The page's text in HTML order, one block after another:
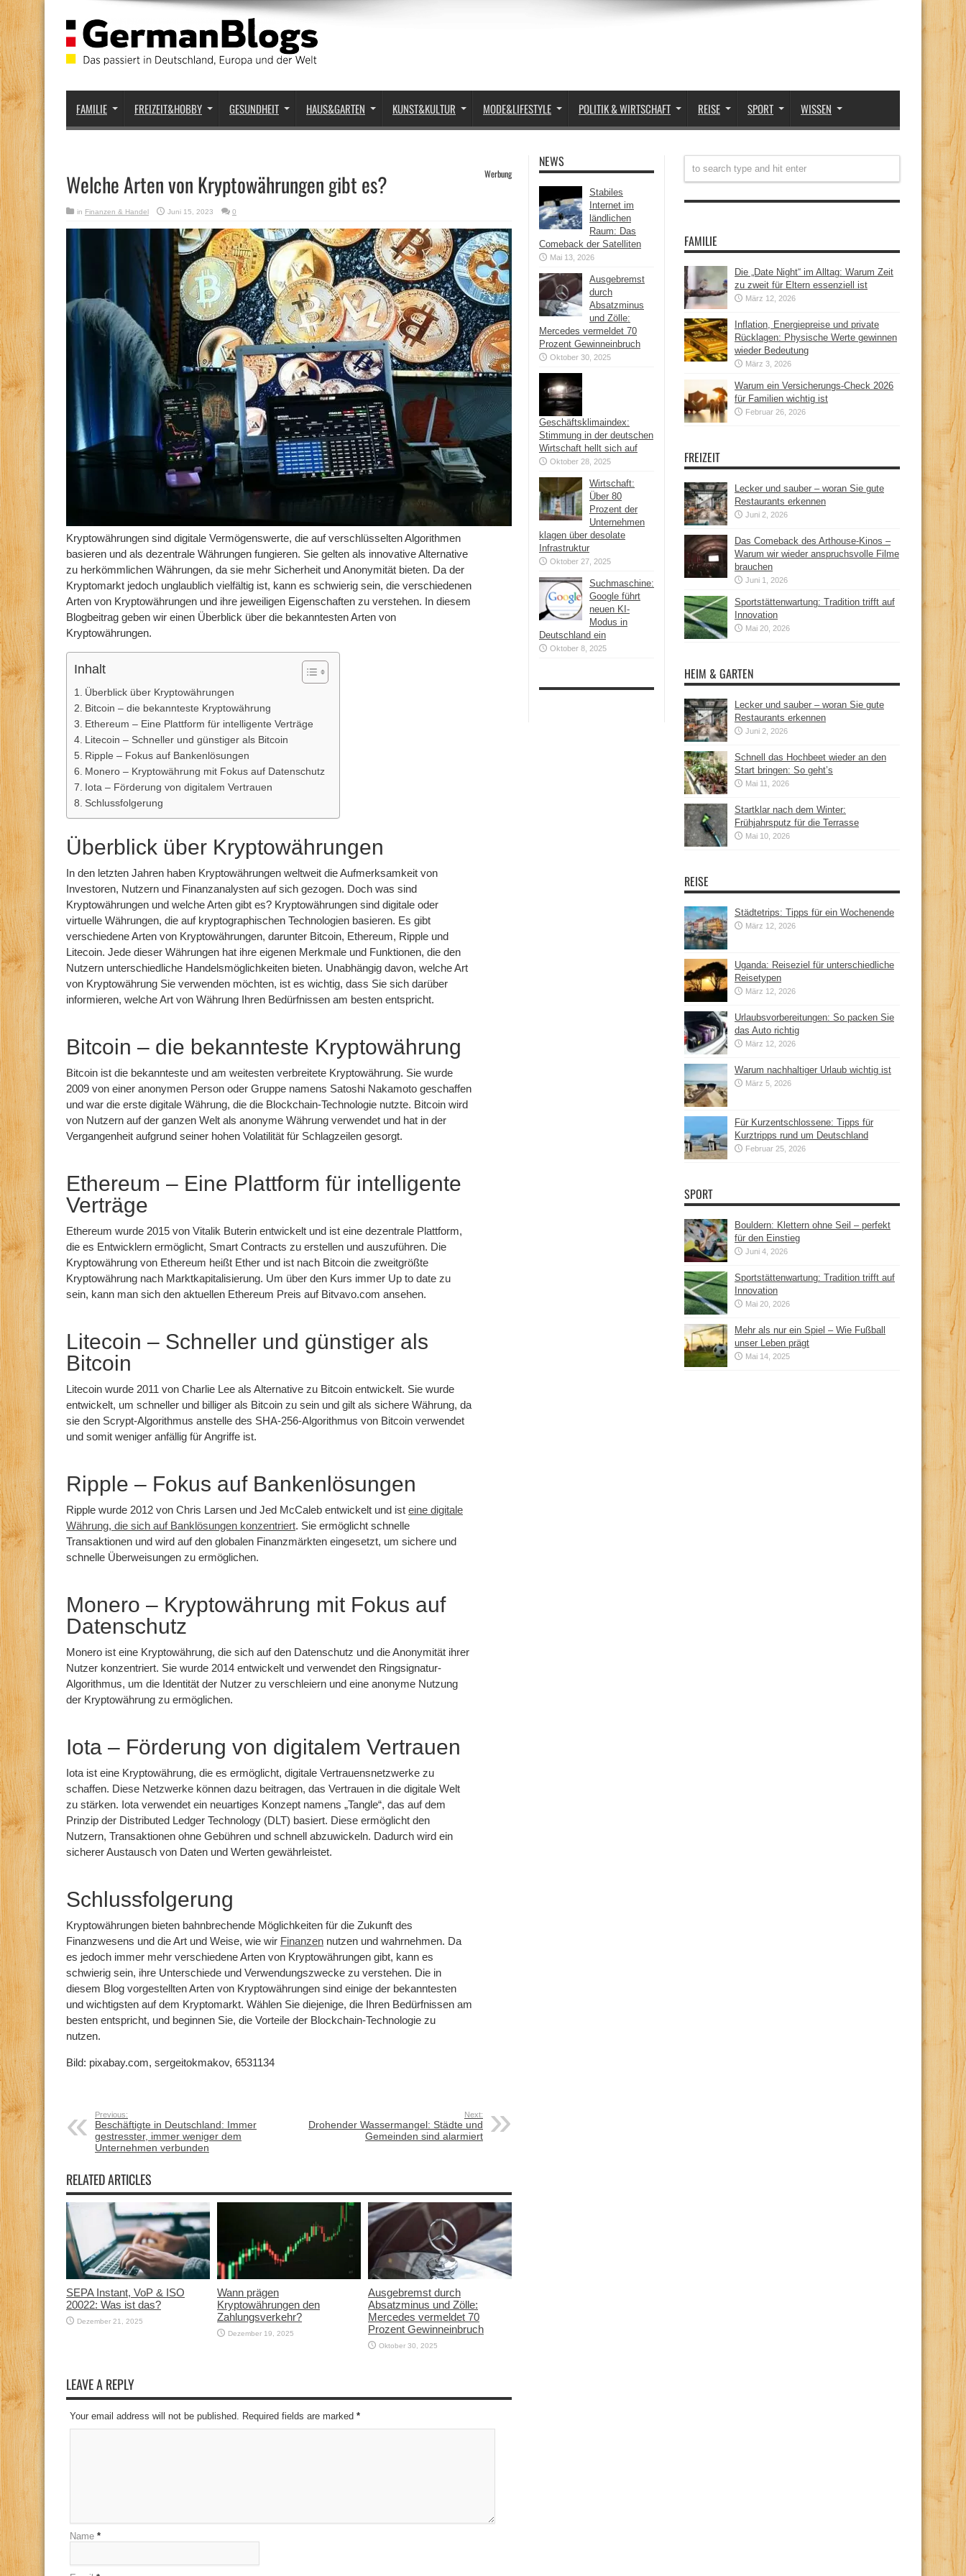
FAMILIE FREIZEIT&HOBBY GESUNDHEIT HAUS&GARTEN KUNST&KULTUR MODE&LIFESTYLE POLITIK & WIRTSCHAFT REISE SPORT WISSEN
Welche Arten von Kryptowährungen gibt es? Werbung
in Finanzen & Handel Juni 15, 2023 0
Kryptowährungen sind digitale Vermögenswerte, die auf verschlüsselten Algorithmen
basieren und als dezentrale Währungen fungieren. Sie gelten als innovative Alternative
zu herkömmlichen Währungen, da sie mehr Sicherheit und Anonymität bieten. Da der
Kryptomarkt jedoch unglaublich vielfältig ist, kann es schwierig sein, die verschiedenen
Arten von Kryptowährungen und ihre jeweiligen Eigenschaften zu verstehen. In diesem
Blogbeitrag geben wir einen Überblick über die bekanntesten Arten von
Kryptowährungen.
Inhalt
Überblick über Kryptowährungen
Bitcoin – die bekannteste Kryptowährung
Ethereum – Eine Plattform für intelligente Verträge
Litecoin – Schneller und günstiger als Bitcoin
Ripple – Fokus auf Bankenlösungen
Monero – Kryptowährung mit Fokus auf Datenschutz
Iota – Förderung von digitalem Vertrauen
Schlussfolgerung
Überblick über Kryptowährungen
In den letzten Jahren haben Kryptowährungen weltweit die Aufmerksamkeit von
Investoren, Nutzern und Finanzanalysten auf sich gezogen. Doch was sind
Kryptowährungen und welche Arten gibt es? Kryptowährungen sind digitale oder
virtuelle Währungen, die auf kryptographischen Technologien basieren. Es gibt
verschiedene Arten von Kryptowährungen, darunter Bitcoin, Ethereum, Ripple und
Litecoin. Jede dieser Währungen hat ihre eigenen Merkmale und Funktionen, die den
Nutzern unterschiedliche Handelsmöglichkeiten bieten. Unabhängig davon, welche Art
von Kryptowährung Sie verwenden möchten, ist es wichtig, dass Sie sich darüber
informieren, welche Art von Währung Ihren Bedürfnissen am besten entspricht.
Bitcoin – die bekannteste Kryptowährung
Bitcoin ist die bekannteste und am weitesten verbreitete Kryptowährung. Sie wurde
2009 von einer anonymen Person oder Gruppe namens Satoshi Nakamoto geschaffen
und war die erste digitale Währung, die die Blockchain-Technologie nutzte. Bitcoin wird
von Nutzern auf der ganzen Welt als anonyme Währung verwendet und hat in der
Vergangenheit aufgrund seiner hohen Volatilität für Schlagzeilen gesorgt.
Ethereum – Eine Plattform für intelligente
Verträge
Ethereum wurde 2015 von Vitalik Buterin entwickelt und ist eine dezentrale Plattform,
die es Entwicklern ermöglicht, Smart Contracts zu erstellen und auszuführen. Die
Kryptowährung von Ethereum heißt Ether und ist nach Bitcoin die zweitgrößte
Kryptowährung nach Marktkapitalisierung. Um über den Kurs immer Up to date zu
sein, kann man sich den aktuellen Ethereum Preis auf Bitvavo.com ansehen.
Litecoin – Schneller und günstiger als
Bitcoin
Litecoin wurde 2011 von Charlie Lee als Alternative zu Bitcoin entwickelt. Sie wurde
entwickelt, um schneller und billiger als Bitcoin zu sein und gilt als sichere Währung, da
sie den Scrypt-Algorithmus anstelle des SHA-256-Algorithmus von Bitcoin verwendet
und somit weniger anfällig für Angriffe ist.
Ripple – Fokus auf Bankenlösungen
Ripple wurde 2012 von Chris Larsen und Jed McCaleb entwickelt und ist eine digitale
Währung, die sich auf Banklösungen konzentriert. Sie ermöglicht schnelle
Transaktionen und wird auf den globalen Finanzmärkten eingesetzt, um sichere und
schnelle Überweisungen zu ermöglichen.
Monero – Kryptowährung mit Fokus auf
Datenschutz
Monero ist eine Kryptowährung, die sich auf den Datenschutz und die Anonymität ihrer
Nutzer konzentriert. Sie wurde 2014 entwickelt und verwendet den Ringsignatur-
Algorithmus, um die Identität der Nutzer zu verschleiern und eine anonyme Nutzung
der Kryptowährung zu ermöglichen.
Iota – Förderung von digitalem Vertrauen
Iota ist eine Kryptowährung, die es ermöglicht, digitale Vertrauensnetzwerke zu
schaffen. Diese Netzwerke können dazu beitragen, das Vertrauen in die digitale Welt
zu stärken. Iota verwendet ein neuartiges Konzept namens „Tangle“, das auf dem
Prinzip der Distributed Ledger Technology (DLT) basiert. Diese ermöglicht den
Nutzern, Transaktionen ohne Gebühren und schnell abzuwickeln. Dadurch wird ein
sicherer Austausch von Daten und Werten gewährleistet.
Schlussfolgerung
Kryptowährungen bieten bahnbrechende Möglichkeiten für die Zukunft des
Finanzwesens und die Art und Weise, wie wir Finanzen nutzen und wahrnehmen. Da
es jedoch immer mehr verschiedene Arten von Kryptowährungen gibt, kann es
schwierig sein, ihre Unterschiede und Verwendungszwecke zu verstehen. Die in
diesem Blog vorgestellten Arten von Kryptowährungen sind einige der bekanntesten
und wichtigsten auf dem Kryptomarkt. Wählen Sie diejenige, die Ihren Bedürfnissen am
besten entspricht, und beginnen Sie, die Vorteile der Blockchain-Technologie zu
nutzen.
Bild: pixabay.com, sergeitokmakov, 6531134
Previous:
Beschäftigte in Deutschland: Immer
gestresster, immer weniger dem
Unternehmen verbunden
Next:
Drohender Wassermangel: Städte und
Gemeinden sind alarmiert
RELATED ARTICLES
SEPA Instant, VoP & ISO
20022: Was ist das?
Dezember 21, 2025
Wann prägen
Kryptowährungen den
Zahlungsverkehr?
Dezember 19, 2025
Ausgebremst durch
Absatzminus und Zölle:
Mercedes vermeldet 70
Prozent Gewinneinbruch
Oktober 30, 2025
LEAVE A REPLY
Your email address will not be published. Required fields are marked *
Name *
NEWS
Stabiles
Internet im
ländlichen
Raum: Das
Comeback der Satelliten
Mai 13, 2026
Ausgebremst
durch
Absatzminus
und Zölle:
Mercedes vermeldet 70
Prozent Gewinneinbruch
Oktober 30, 2025
Geschäftsklimaindex:
Stimmung in der deutschen
Wirtschaft hellt sich auf
Oktober 28, 2025
Wirtschaft:
Über 80
Prozent der
Unternehmen
klagen über desolate
Infrastruktur
Oktober 27, 2025
Suchmaschine:
Google führt
neuen KI-
Modus in
Deutschland ein
Oktober 8, 2025
FAMILIE
Die „Date Night“ im Alltag: Warum Zeit
zu zweit für Eltern essenziell ist
März 12, 2026
Inflation, Energiepreise und private
Rücklagen: Physische Werte gewinnen
wieder Bedeutung
März 3, 2026
Warum ein Versicherungs-Check 2026
für Familien wichtig ist
Februar 26, 2026
FREIZEIT
Lecker und sauber – woran Sie gute
Restaurants erkennen
Juni 2, 2026
Das Comeback des Arthouse-Kinos –
Warum wir wieder anspruchsvolle Filme
brauchen
Juni 1, 2026
Sportstättenwartung: Tradition trifft auf
Innovation
Mai 20, 2026
HEIM & GARTEN
Lecker und sauber – woran Sie gute
Restaurants erkennen
Juni 2, 2026
Schnell das Hochbeet wieder an den
Start bringen: So geht’s
Mai 11, 2026
Startklar nach dem Winter:
Frühjahrsputz für die Terrasse
Mai 10, 2026
REISE
Städtetrips: Tipps für ein Wochenende
März 12, 2026
Uganda: Reiseziel für unterschiedliche
Reisetypen
März 12, 2026
Urlaubsvorbereitungen: So packen Sie
das Auto richtig
März 12, 2026
Warum nachhaltiger Urlaub wichtig ist
März 5, 2026
Für Kurzentschlossene: Tipps für
Kurztripps rund um Deutschland
Februar 25, 2026
SPORT
Bouldern: Klettern ohne Seil – perfekt
für den Einstieg
Juni 4, 2026
Sportstättenwartung: Tradition trifft auf
Innovation
Mai 20, 2026
Mehr als nur ein Spiel – Wie Fußball
unser Leben prägt
Mai 14, 2025